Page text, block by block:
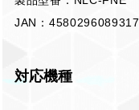
JAN：4580296089317
対応機種